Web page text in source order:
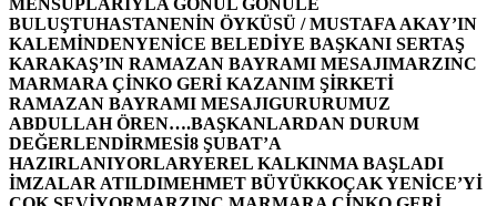
BULUŞTUHASTANENİN ÖYKÜSÜ / MUSTAFA AKAY’IN
KALEMİNDENYENİCE BELEDİYE BAŞKANI SERTAŞ
KARAKAŞ’IN RAMAZAN BAYRAMI MESAJIMARZINC
MARMARA ÇİNKO GERİ KAZANIM ŞİRKETİ
RAMAZAN BAYRAMI MESAJIGURURUMUZ
ABDULLAH ÖREN….BAŞKANLARDAN DURUM
DEĞERLENDİRMESİ8 ŞUBAT’A
HAZIRLANIYORLARYEREL KALKINMA BAŞLADI
İMZALAR ATILDIMEHMET BÜYÜKKOÇAK YENİCE’Yİ